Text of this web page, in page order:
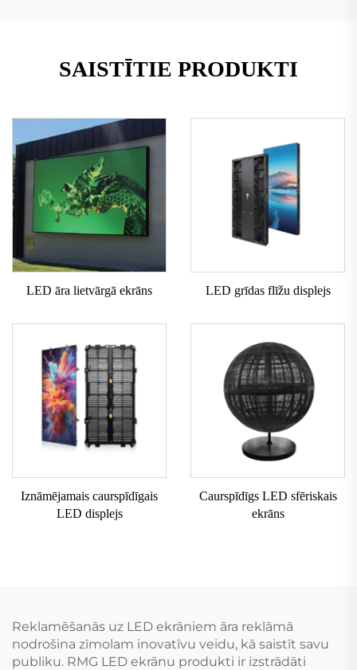
SAISTĪTIE PRODUKTI
LED āra lietvārgā ekrāns LED grīdas flīžu displejs
Iznāmējamais caurspīdīgais
LED displejs
Caurspīdīgs LED sfēriskais
ekrāns
Reklamēšanās uz LED ekrāniem āra reklāmā
nodrošina zīmolam inovatīvu veidu, kā saistīt savu
publiku. RMG LED ekrānu produkti ir izstrādāti